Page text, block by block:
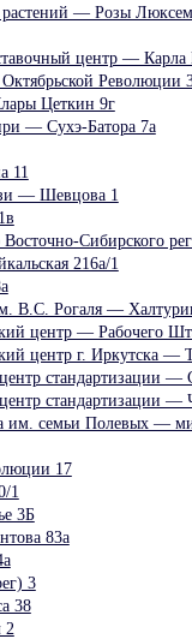
— Розы
центр — Карла
Революции
Цеткин 9г
— Сухэ-Батора 7а
11
— Шевцова 1
Сибирского
216а/1
В.С. Рогаля —
центр — Рабочего
центр г. Иркутска —
стандартизации —
стандартизации —
им. семьи Полевых —
17
1
3Б
83а
3
38
2